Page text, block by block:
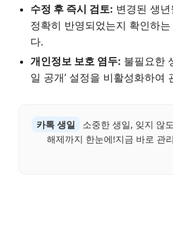
수정 후 즉시 검토: 변경된 생
정확히 반영되었는지 확인하
다.
개인정보 보호 염두: 불필요한
일 공개’ 설정을 비활성화하여
카톡 생일
소중한 생일, 잊지 않
해제까지 한눈에!지금 바로 관